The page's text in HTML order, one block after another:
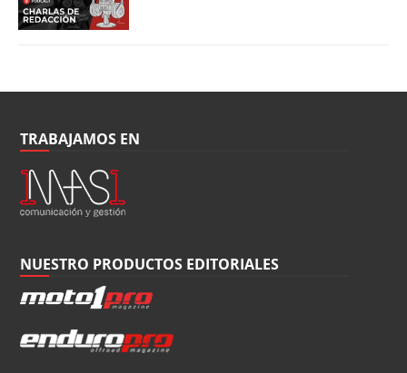
TRABAJAMOS EN
NUESTRO PRODUCTOS EDITORIALES